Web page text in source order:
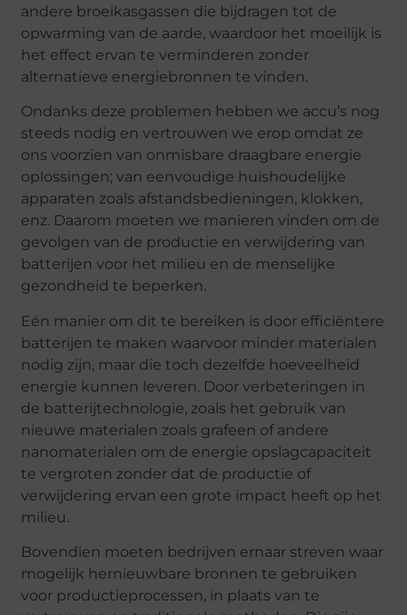
andere broeikasgassen die bijdragen tot de
opwarming van de aarde, waardoor het moeilijk is
het effect ervan te verminderen zonder
alternatieve energiebronnen te vinden.
Ondanks deze problemen hebben we accu’s nog
steeds nodig en vertrouwen we erop omdat ze
ons voorzien van onmisbare draagbare energie
oplossingen; van eenvoudige huishoudelijke
apparaten zoals afstandsbedieningen, klokken,
enz. Daarom moeten we manieren vinden om de
gevolgen van de productie en verwijdering van
batterijen voor het milieu en de menselijke
gezondheid te beperken.
Eén manier om dit te bereiken is door efficiëntere
batterijen te maken waarvoor minder materialen
nodig zijn, maar die toch dezelfde hoeveelheid
energie kunnen leveren. Door verbeteringen in
de batterijtechnologie, zoals het gebruik van
nieuwe materialen zoals grafeen of andere
nanomaterialen om de energie opslagcapaciteit
te vergroten zonder dat de productie of
verwijdering ervan een grote impact heeft op het
milieu.
Bovendien moeten bedrijven ernaar streven waar
mogelijk hernieuwbare bronnen te gebruiken
voor productieprocessen, in plaats van te